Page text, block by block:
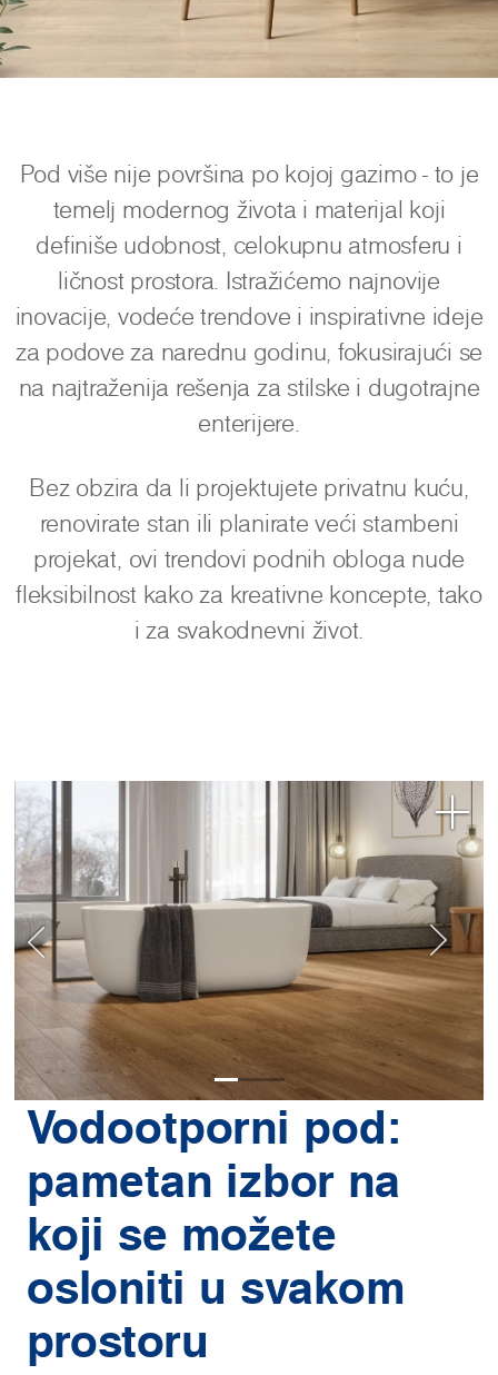
Pod više nije površina po kojoj gazimo - to je
temelj modernog života i materijal koji
definiše udobnost, celokupnu atmosferu i
ličnost prostora. Istražićemo najnovije
inovacije, vodeće trendove i inspirativne ideje
za podove za narednu godinu, fokusirajući se
na najtraženija rešenja za stilske i dugotrajne
enterijere.
Bez obzira da li projektujete privatnu kuću,
renovirate stan ili planirate veći stambeni
projekat, ovi trendovi podnih obloga nude
fleksibilnost kako za kreativne koncepte, tako
i za svakodnevni život.
Vodootporni pod:
pametan izbor na
koji se možete
osloniti u svakom
prostoru